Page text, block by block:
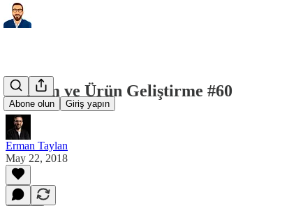
Abone olun Giriş yapın
Yazılım ve Ürün Geliştirme #60
Erman Taylan
May 22, 2018